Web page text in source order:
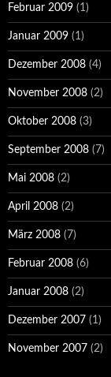
Februar 2009 (1)
Januar 2009 (1)
Dezember 2008 (4)
November 2008 (2)
Oktober 2008 (3)
September 2008 (7)
Mai 2008 (2)
April 2008 (2)
März 2008 (7)
Februar 2008 (6)
Januar 2008 (2)
Dezember 2007 (1)
November 2007 (2)